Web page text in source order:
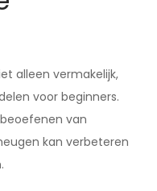
alleen vermakelijk,
voor beginners.
van
kan verbeteren